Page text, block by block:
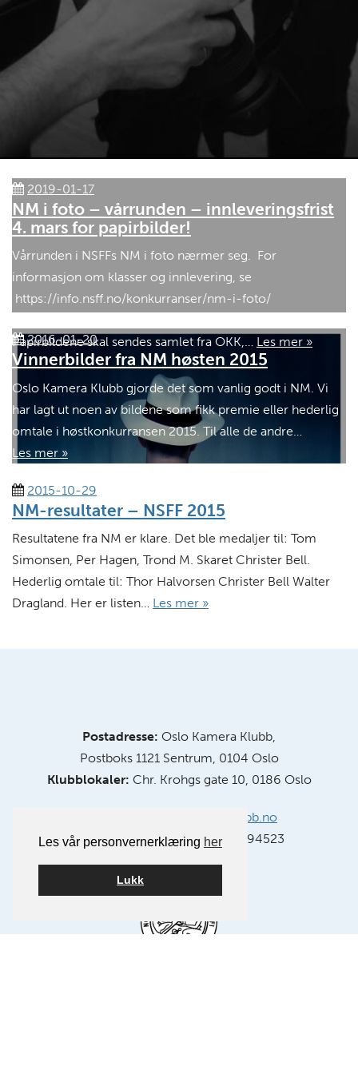
Les vår personvernerklæring her
Lukk
2019-01-17
NM i foto – vårrunden – innleveringsfrist
4. mars for papirbilder!
Vårrunden i NSFFs NM i foto nærmer seg. For
informasjon om klasser og innlevering, se
https://info.nsff.no/konkurranser/nm-i-foto/
Papirbildene skal sendes samlet fra OKK,… Les mer »
2016-01-20
Vinnerbilder fra NM høsten 2015
Oslo Kamera Klubb gjorde det som vanlig godt i NM. Vi
har lagt ut noen av bildene som fikk premie eller hederlig
omtale i høstkonkurransen 2015. Til alle de andre…
Les mer »
2015-10-29
NM-resultater – NSFF 2015
Resultatene fra NM er klare. Det ble medaljer til: Tom
Simonsen, Per Hagen, Trond M. Skaret Christer Bell.
Hederlig omtale til: Thor Halvorsen Christer Bell Walter
Dragland. Her er listen… Les mer »
Postadresse: Oslo Kamera Klubb,
Postboks 1121 Sentrum, 0104 Oslo
Klubblokaler: Chr. Krohgs gate 10, 0186 Oslo
info@oslokameraklubb.no
Organisasjonsnummer:991594523